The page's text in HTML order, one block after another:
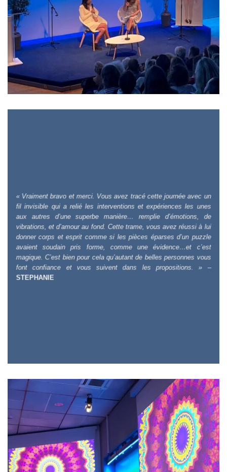
« Vraiment bravo et merci. Vous avez tracé cette journée avec un
fil invisible qui a relié les interventions et expériences les unes
aux autres d’une superbe manière… remplie d’émotions, de
vibrations, et d’amour au fond. Cette trame, vous avez réussi à lui
donner corps et esprit comme si les pièces éparses d’un puzzle
avaient soudain pris forme, comme une évidence…et c’est
magique. C’est bien pour cela qu’autant de belles personnes vous
font confiance et vous suivent dans les propositions. » –
STEPHANIE